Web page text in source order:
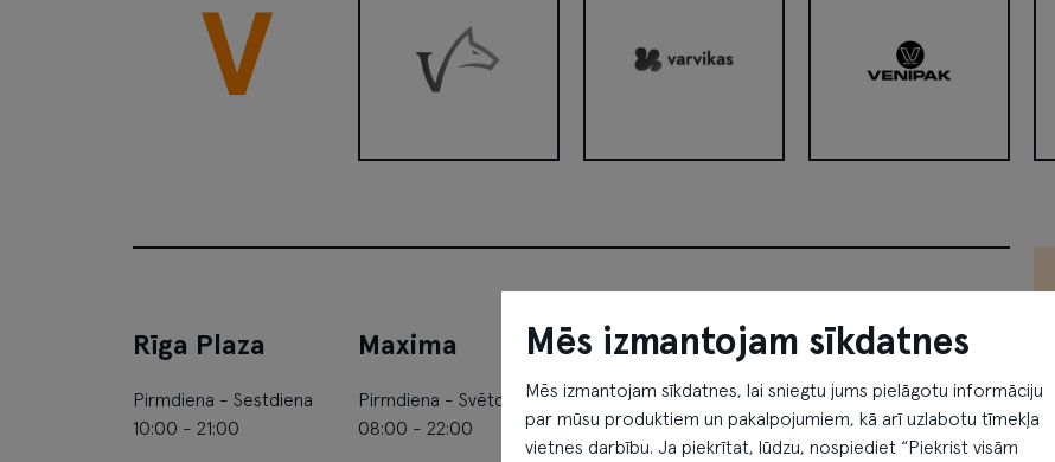
V
Rīga Plaza
Pirmdiena - Sestdiena
10:00 - 21:00
Maxima
Pirmdiena - Svētdiena
08:00 - 22:00
Apollo Kino
Pirmdiena - Svētdiena
10:00 - 23:00
Gan Bei
Pirmdiena - Svētdiena
10:00 - 22:00
Mēs izmantojam sīkdatnes
Mēs izmantojam sīkdatnes, lai sniegtu jums pielāgotu informāciju
par mūsu produktiem un pakalpojumiem, kā arī uzlabotu tīmekļa
vietnes darbību. Ja piekrītat, lūdzu, nospiediet “Piekrist visām